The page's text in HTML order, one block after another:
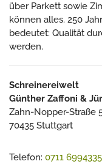
über Parkett sowie
können alles. 250
bedeutet: Qualität
werden.
Schreinereiwelt
Günther Zaffoni &
Zahn-Nopper-Straße
70435 Stuttgart
Telefon: 0711